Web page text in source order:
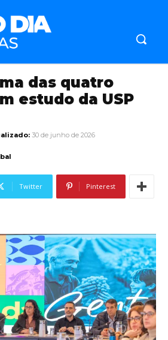
das quatro
estudo da USP
30 de junho de 2026
Twitter Pinterest